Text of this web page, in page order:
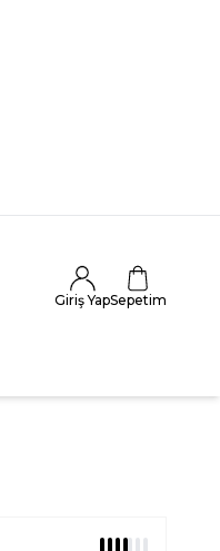
Giriş YapSepetim